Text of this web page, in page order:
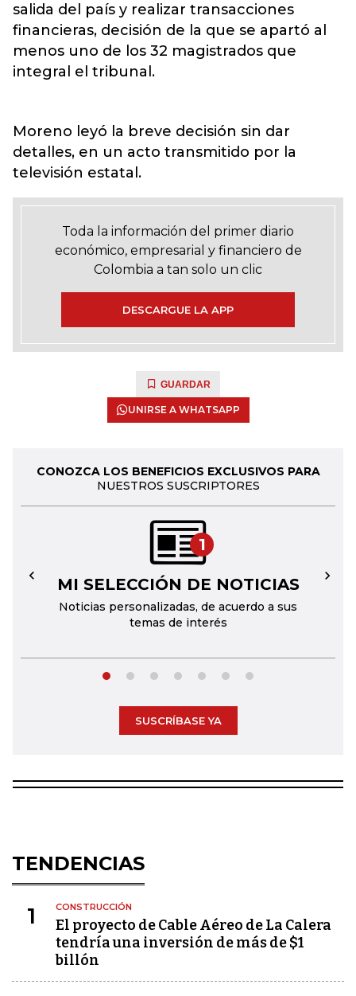
salida del país y realizar transacciones
financieras, decisión de la que se apartó al
menos uno de los 32 magistrados que
integral el tribunal.
Moreno leyó la breve decisión sin dar
detalles, en un acto transmitido por la
televisión estatal.
Toda la información del primer diario
económico, empresarial y financiero de
Colombia a tan solo un clic
DESCARGUE LA APP
GUARDAR
UNIRSE A WHATSAPP
CONOZCA LOS BENEFICIOS EXCLUSIVOS PARA
NUESTROS SUSCRIPTORES
1
MI SELECCIÓN DE NOTICIAS
Noticias personalizadas, de acuerdo a sus
temas de interés
← →
SUSCRÍBASE YA
TENDENCIAS
1 CONSTRUCCIÓN
El proyecto de Cable Aéreo de La Calera
tendría una inversión de más de $1
billón